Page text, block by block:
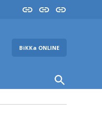
InstaYouTube
FB
ВіККа ONLINE
Open
Search